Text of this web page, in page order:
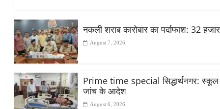
नकली शराब कारोबार का पर्दाफाश: 32
August 7, 2026
Prime time special सिद्धार्थनगर: स्कूल
जांच के आदेश
August 6, 2026